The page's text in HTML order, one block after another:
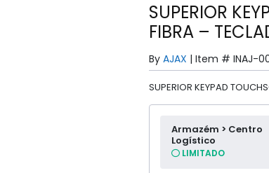
SUPERIOR
FIBRA –
By AJAX | Item # INAJ-
SUPERIOR KEYPAD
Armazém > Centro
Logístico
LIMITADO